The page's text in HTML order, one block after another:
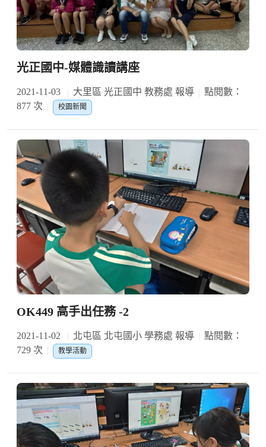
光正國中-媒體識讀講座
2021-11-03 大里區 光正國中 教務處 報導
點閱數：
877 次
校園新聞
OK449 高手出任務 -2
2021-11-02 北屯區 北屯國小 學務處 報導
點閱數：
729 次
教學活動